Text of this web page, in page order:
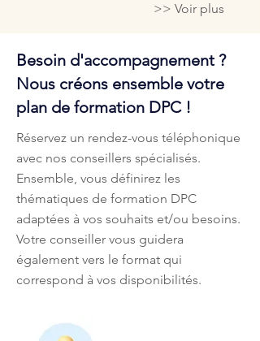
>> Voir plus
Besoin d'accompagnement ?
Nous créons ensemble votre
plan de formation DPC !
Réservez un rendez-vous téléphonique
avec nos conseillers spécialisés.
Ensemble, vous définirez les
thématiques de formation DPC
adaptées à vos souhaits et/ou besoins.
Votre conseiller vous guidera
également vers le format qui
correspond à vos disponibilités.